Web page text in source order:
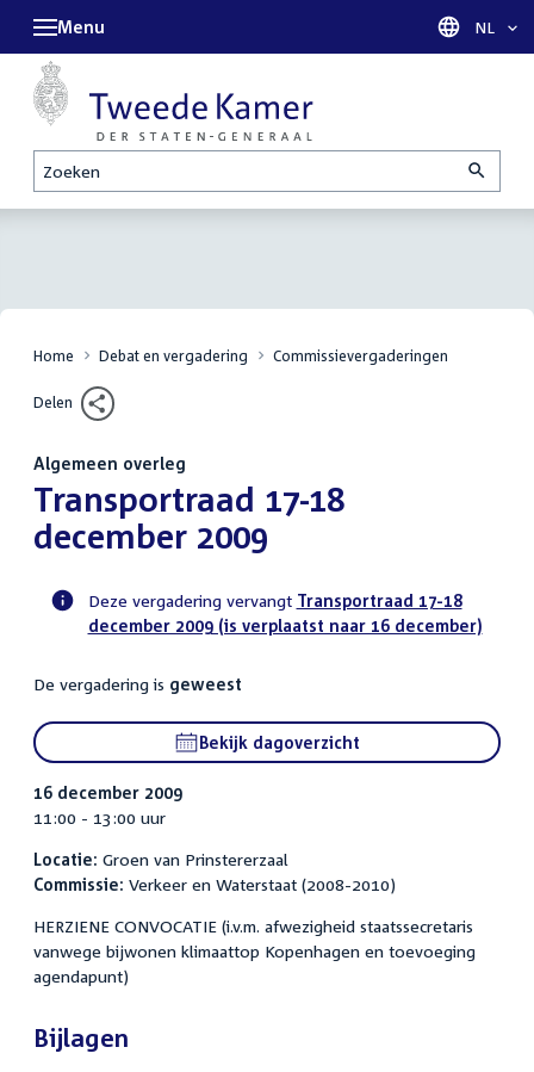
Zoeken
Menu Taal
NL
Home Debat en vergadering Commissievergaderingen
Delen
Algemeen overleg
:Transportraad 17-18
december 2009
Voortgangsstatus
activiteit
Deze vergadering vervangt Transportraad 17-18
december 2009 (is verplaatst naar 16 december)
De vergadering is geweest
Bekijk dagoverzicht
16 december 2009
11:00 - 13:00 uur
Locatie: Groen van Prinstererzaal
Commissie: Verkeer en Waterstaat (2008-2010)
HERZIENE CONVOCATIE (i.v.m. afwezigheid staatssecretaris
vanwege bijwonen klimaattop Kopenhagen en toevoeging
agendapunt)
Bijlagen